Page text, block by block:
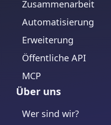
Zusammenarbeit
Automatisierung
Erweiterung
Öffentliche API
MCP
Über uns
Wer sind wir?